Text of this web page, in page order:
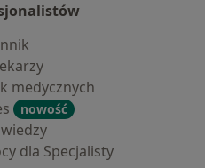
medycznych
nowość
dla Specjalisty